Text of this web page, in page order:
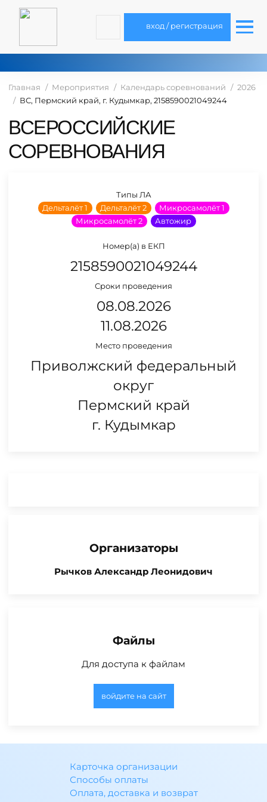
вход / регистрация
Главная Мероприятия Календарь соревнований
2026
ВС, Пермский край, г. Кудымкар, 2158590021049244
ВСЕРОССИЙСКИЕ
СОРЕВНОВАНИЯ
Типы ЛА
Дельталёт 1
Дельталёт 2
Микросамолёт 1
Микросамолёт 2
Автожир
Номер(а) в ЕКП
2158590021049244
Сроки проведения
08.08.2026
11.08.2026
Место проведения
Приволжский федеральный
округ
Пермский край
г. Кудымкар
Организаторы
Рычков Александр Леонидович
Файлы
Для доступа к файлам
войдите на сайт
Карточка организации
Способы оплаты
Оплата, доставка и возврат